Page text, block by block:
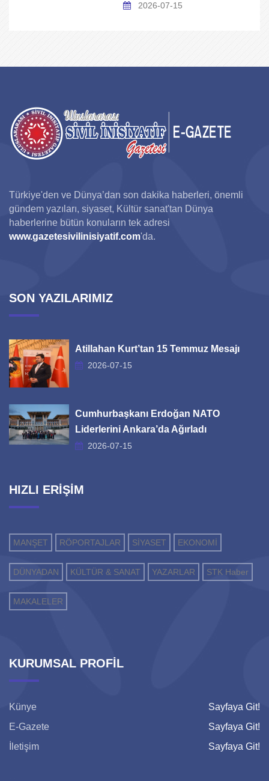
2026-07-15
Türkiye'den ve Dünya’dan son dakika haberleri, önemli
gündem yazıları, siyaset, Kültür sanat'tan Dünya
haberlerine bütün konuların tek adresi
www.gazetesivilinisiyatif.com'da.
SON YAZILARIMIZ
Atillahan Kurt’tan 15 Temmuz Mesajı
2026-07-15
Cumhurbaşkanı Erdoğan NATO
Liderlerini Ankara’da Ağırladı
2026-07-15
HIZLI ERİŞİM
MANŞET RÖPORTAJLAR SİYASET EKONOMİ
DÜNYADAN KÜLTÜR & SANAT YAZARLAR STK Haber
MAKALELER
KURUMSAL PROFİL
Künye
Sayfaya Git!
E-Gazete
Sayfaya Git!
İletişim
Sayfaya Git!